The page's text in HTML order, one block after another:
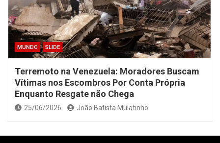
MUNDO SLIDE
Terremoto na Venezuela: Moradores Buscam
Vítimas nos Escombros Por Conta Própria
Enquanto Resgate não Chega
25/06/2026 João Batista Mulatinho